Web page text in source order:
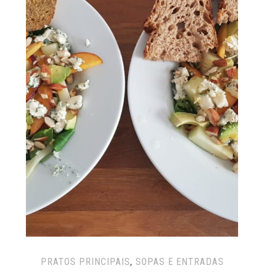
PRATOS PRINCIPAIS, SOPAS E ENTRADAS